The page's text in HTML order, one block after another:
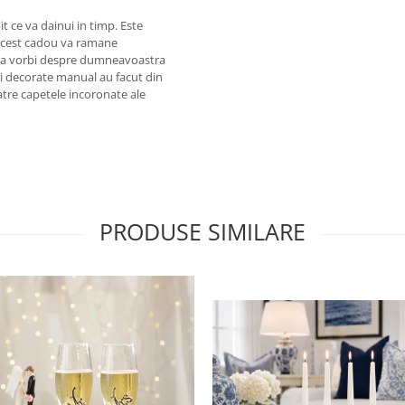
ce va dainui in timp. Este
cadou va ramane
vorbi despre dumneavoastra
manual au facut din
capetele incoronate ale
PRODUSE SIMILARE